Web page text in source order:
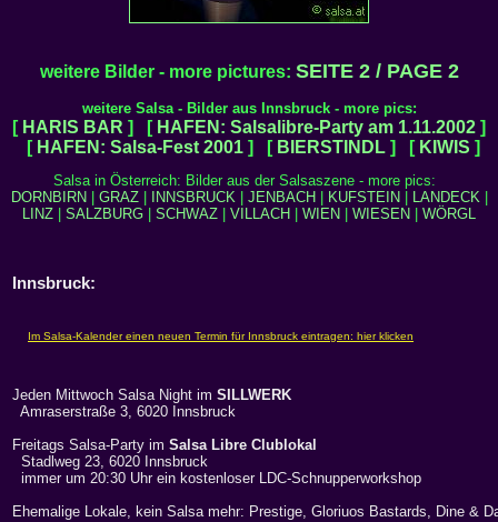
weitere Bilder - more pictures: SEITE 2 / PAGE 2
weitere Salsa - Bilder aus Innsbruck - more pics:
[ HARIS BAR ] [ HAFEN: Salsalibre-Party am 1.11.2002 ]
[ HAFEN: Salsa-Fest 2001 ] [ BIERSTINDL ] [ KIWIS ]
Salsa in Österreich: Bilder aus der Salsaszene - more pics:
DORNBIRN
GRAZ| INNSBRUCK| JENBACH KUFSTEIN LANDECK|
LINZ
SALZBURG SCHWAZ VILLACH WIEN WIESEN WÖRGL
Innsbruck:
Jeden Mittwoch Salsa Night im SILLWERK
Amraserstraße 3, 6020 Innsbruck
Freitags Salsa-Party im Salsa Libre Clublokal
Stadlweg 23, 6020 Innsbruck
immer um 20:30 Uhr ein kostenloser LDC-Schnupperworkshop
Ehemalige Lokale, kein Salsa mehr: Prestige, Gloriuos Bastards, Dine &